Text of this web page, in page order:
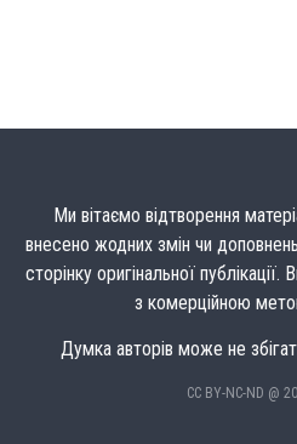
Ми вітаємо відтворення
внесено жодних змін чи
сторінку оригінальної
з комерційною
Думка авторів може не
CC BY-NC-ND @